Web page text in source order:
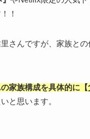
！
さんですが、家族と
家族構成を具体的に
と思います。